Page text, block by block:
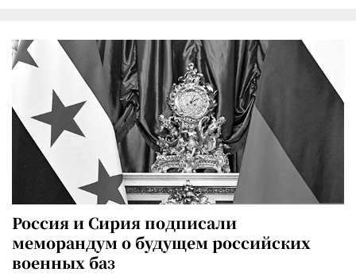
Россия и Сирия подписали
меморандум о будущем российских
военных баз